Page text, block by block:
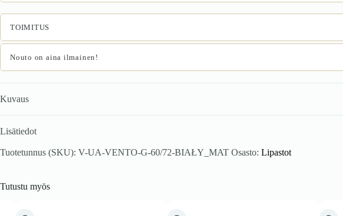
valkoinen
mattapinta
määräTOIMITUS
Nouto on aina ilmainen!
Kuvaus
Lisätiedot
Tuotetunnus (SKU): V-UA-VENTO-G-60/72-BIAŁY_MAT Osasto: Lipastot
Tutustu myös